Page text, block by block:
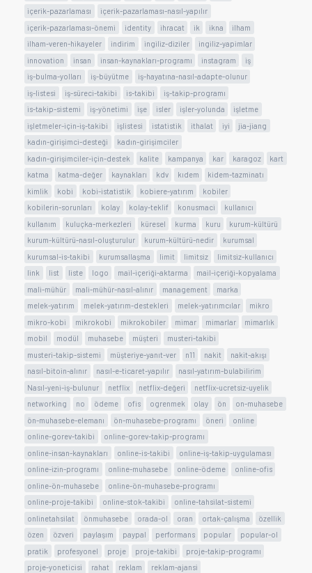
içerik-pazarlaması
içerik-pazarlaması-nasıl-yapılır
içerik-pazarlaması-önemi
identity ihracat ik ikna
ilham
ilham-veren-hikayeler
indirim ingiliz-diziler
ingiliz-yapimlar
innovation
insan insan-kaynakları-programı instagram
iş
iş-bulma-yolları
iş-büyütme
iş-hayatına-nasıl-adapte-olunur
iş-listesi
iş-süreci-takibi is-takibi
iş-takip-programı
is-takip-sistemi
iş-yönetimi işe isler işler-yolunda
işletme
işletmeler-için-iş-takibi
işlistesi istatistik ithalat iyi
jia-jiang
kadın-girişimci-desteği
kadın-girişimciler
kadın-girişimciler-için-destek
kalite kampanya kar karagoz
kart
katma
katma-değer kaynakları kdv kıdem
kidem-tazminatı
kimlik
kobi kobi-istatistik kobiere-yatırım
kobiler
kobilerin-sorunları
kolay kolay-teklif konusmaci
kullanıcı
kullanım
kuluçka-merkezleri küresel kurma kuru
kurum-kültürü
kurum-kültürü-nasıl-oluşturulur
kurum-kültürü-nedir
kurumsal
kurumsal-is-takibi
kurumsallaşma limit limitsiz
limitsiz-kullanıcı
link
list liste logo mail-içeriği-aktarma
mail-içeriği-kopyalama
mali-mühür
mali-mühür-nasıl-alınır management
marka
melek-yatırım
melek-yatırım-destekleri melek-yatırımcılar
mikro
mikro-kobi
mikrokobi mikrokobiler mimar mimarlar
mimarlık
mobil
modül muhasebe müşteri
musteri-takibi
musteri-takip-sistemi
müşteriye-yanıt-ver n11 nakit
nakit-akışı
nasıl-bitoin-alınır
nasıl-e-ticaret-yapılır
nasıl-yatırım-bulabilirim
Nasıl-yeni-iş-bulunur
netflix netflix-değeri
netflix-ucretsiz-uyelik
networking
no ödeme ofis ogrenmek olay ön
on-muhasebe
ön-muhasebe-elemanı
ön-muhasebe-programı öneri
online
online-gorev-takibi
online-gorev-takip-programı
online-insan-kaynakları
online-is-takibi
online-iş-takip-uygulaması
online-izin-programı
online-muhasebe online-ödeme
online-ofis
online-ön-muhasebe
online-ön-muhasebe-programı
online-proje-takibi
online-stok-takibi
online-tahsilat-sistemi
onlinetahsilat
önmuhasebe orada-ol oran ortak-çalışma
özellik
özen
özveri paylaşım paypal performans popular
popular-ol
pratik
profesyonel proje proje-takibi
proje-takip-programı
proje-yoneticisi
rahat reklam
reklam-ajansi